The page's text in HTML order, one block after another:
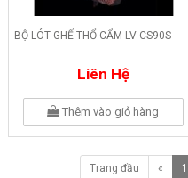
BỘ LÓT GHẾ THỔ CẨM LV-CS90S
Liên Hệ
Thêm vào giỏ hàng
Trang đầu « 1